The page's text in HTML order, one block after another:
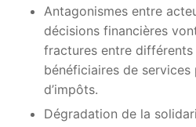
Antagonismes entre
décisions financières
fractures entre
bénéficiaires de
d’impôts.
Dégradation de la